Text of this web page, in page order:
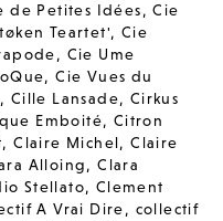
de Petites Idées,Cie
Teartet', Cie
, Cie Ume
,Cie Vues du
, Cille Lansade, Cirkus
Emboité, Citron
,Claire Michel,Claire
Alloing,Clara
Stellato, Clement
A Vrai Dire, collectif